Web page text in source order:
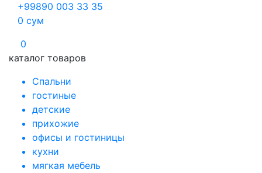
+99890 003 33 35
0 сум
0
каталог товаров
Спальни
гостиные
детские
прихожие
офисы и гостиницы
кухни
мягкая мебель